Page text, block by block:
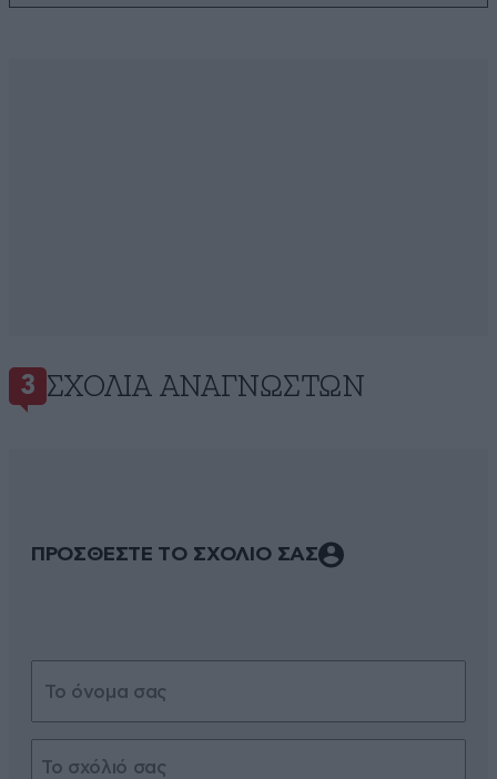
3 ΣΧΌΛΙΑ ΑΝΑΓΝΩΣΤΏΝ
ΠΡΟΣΘΕΣΤΕ ΤΟ ΣΧΟΛΙΟ ΣΑΣ